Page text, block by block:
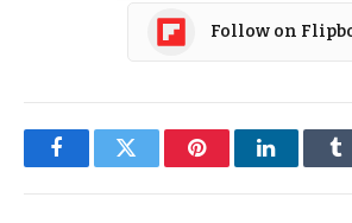
Follow on
FacebookTwitter PinterestLinkedIn